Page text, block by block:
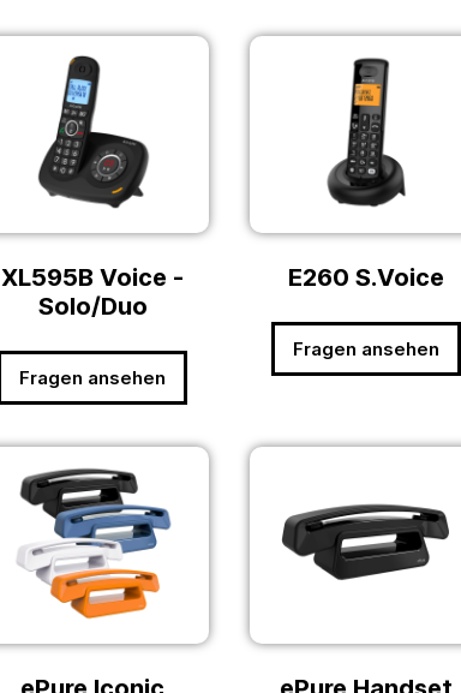
XL595B Voice -
Solo/Duo
Fragen ansehen
E260 S.Voice
Fragen ansehen